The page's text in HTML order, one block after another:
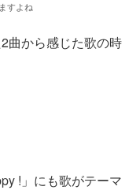
すよね
曲から感じた歌の時
!」にも歌がテーマ